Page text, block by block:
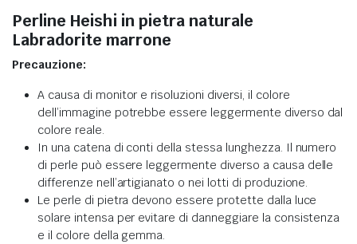
Perline Heishi in pietra naturale
Labradorite marrone
Precauzione:
A causa di monitor e risoluzioni diversi, il colore
dell’immagine potrebbe essere leggermente diverso dal
colore reale.
In una catena di conti della stessa lunghezza. Il numero
di perle può essere leggermente diverso a causa delle
differenze nell’artigianato o nei lotti di produzione.
Le perle di pietra devono essere protette dalla luce
solare intensa per evitare di danneggiare la consistenza
e il colore della gemma.